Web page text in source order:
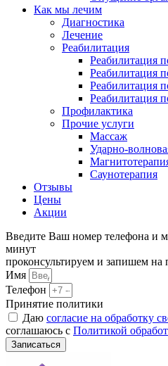
Как мы лечим
Диагностика
Лечение
Реабилитация
Реабилитация
Реабилитация
Реабилитация
Реабилитация
Профилактика
Прочие услуги
Массаж
Ударно-
Саунотерапия
Отзывы
Цены
Акции
Введите Ваш номер телефона и
минут
проконсультируем и запишем на
Имя
Телефон
Принятие политики
Даю согласие на обработку
соглашаюсь с Политикой
Записаться